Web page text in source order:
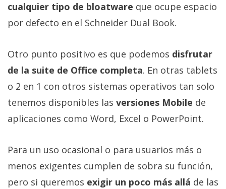
cualquier tipo de bloatware que ocupe espacio
por defecto en el Schneider Dual Book.
Otro punto positivo es que podemos disfrutar
de la suite de Office completa. En otras tablets
o 2 en 1 con otros sistemas operativos tan solo
tenemos disponibles las versiones Mobile de
aplicaciones como Word, Excel o PowerPoint.
Para un uso ocasional o para usuarios más o
menos exigentes cumplen de sobra su función,
pero si queremos exigir un poco más allá de las